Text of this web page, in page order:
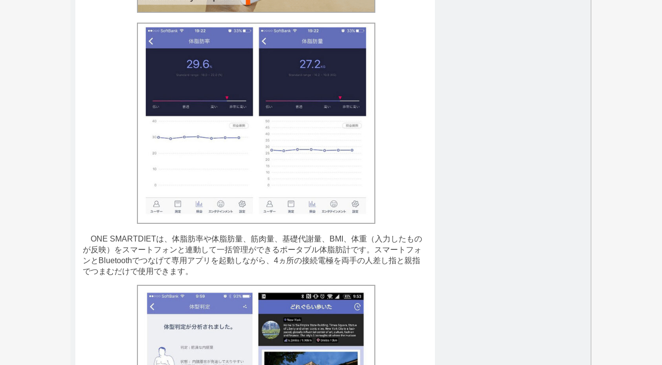
ONE SMARTDIETは、体脂肪率や体脂肪量、筋肉量、基礎代謝量、BMI、体重（入力したもの
が反映）をスマートフォンと連動して一括管理ができるポータブル体脂肪計です。スマートフォ
ンとBluetoothでつなげて専用アプリを起動しながら、4ヵ所の接続電極を両手の人差し指と親指
でつまむだけで使用できます。